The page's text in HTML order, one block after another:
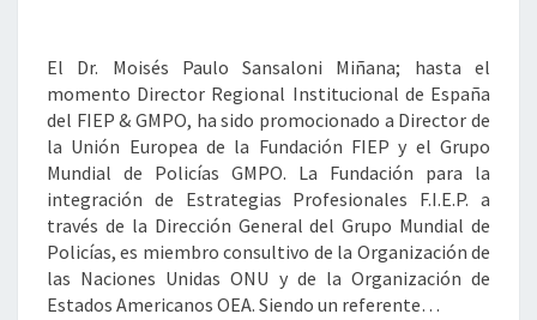
UNIÓN
EUROPEA
DE
LA
FUNDACIÓN
FIEP
Y
EL
GRUPO
MUNDIAL
El Dr. Moisés Paulo Sansaloni Miñana; hasta el
momento Director Regional Institucional de España
del FIEP & GMPO, ha sido promocionado a Director de
la Unión Europea de la Fundación FIEP y el Grupo
Mundial de Policías GMPO. La Fundación para la
integración de Estrategias Profesionales F.I.E.P. a
través de la Dirección General del Grupo Mundial de
Policías, es miembro consultivo de la Organización de
las Naciones Unidas ONU y de la Organización de
Estados Americanos OEA. Siendo un referente…